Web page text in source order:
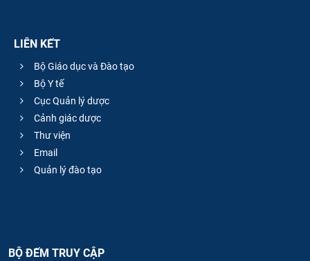
LIÊN KẾT
Bộ Giáo dục và Đào tạo
Bộ Y tế
Cục Quản lý dược
Cảnh giác dược
Thư viện
Email
Quản lý đào tạo
BỘ ĐẾM TRUY CẬP